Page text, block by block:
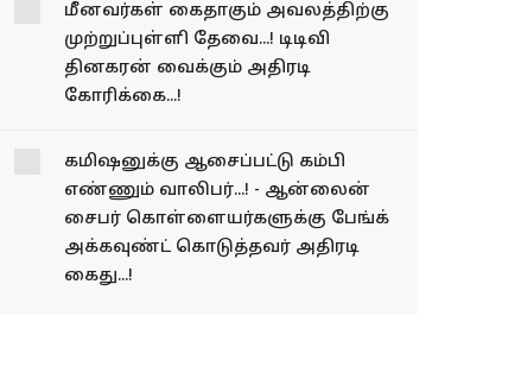
மீனவர்கள் கைதாகும் அவலத்திற்கு
முற்றுப்புள்ளி தேவை...! டிடிவி
தினகரன் வைக்கும் அதிரடி
கோரிக்கை...!
கமிஷனுக்கு ஆசைப்பட்டு
கம்பி எண்ணும் வாலிபர்...!
- ஆன்லைன் சைபர்
கொள்ளையர்களுக்கு